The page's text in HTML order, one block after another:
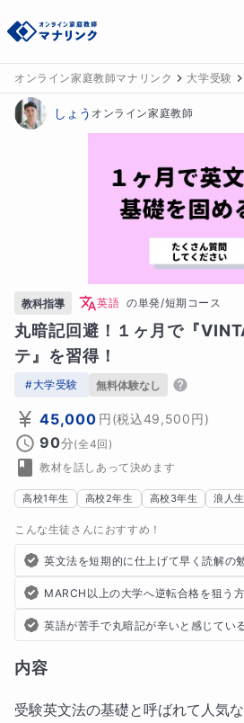
オンライン家庭教師マナリンク 大学受験
しょう オンライン家庭教師
教科指導 英語 の単発/短期コース
丸暗記回避！１ヶ月で『
テ』を習得！
#大学受験 無料体験なし
45,000 円(税込49,500円)
90分(全4回)
教材を話しあって決めます
高校1年生 高校2年生 高校3年生 浪人生
こんな生徒さんにおすすめ！
英文法を短期的に仕上げて早く読解の
MARCH以上の大学へ逆転合格を狙う方
英語が苦手で丸暗記が辛いと感じてい
内容
受験英文法の基礎と呼ばれて人気